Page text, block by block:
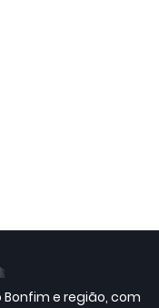
e região, com